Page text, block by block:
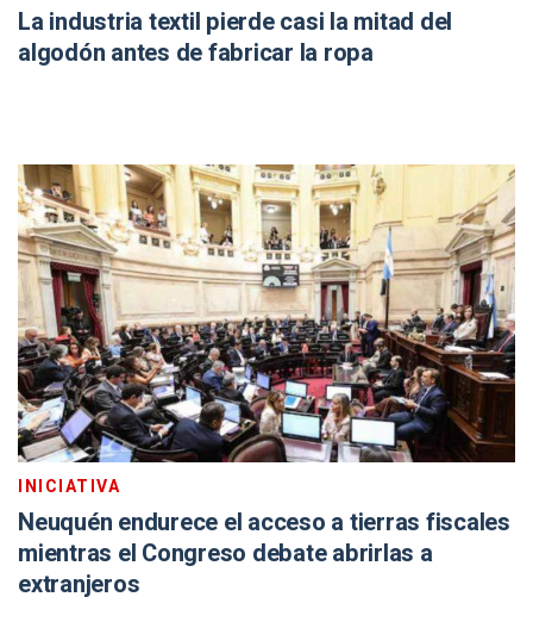
La industria textil pierde casi la mitad del
algodón antes de fabricar la ropa
INICIATIVA
Neuquén endurece el acceso a tierras fiscales
mientras el Congreso debate abrirlas a
extranjeros